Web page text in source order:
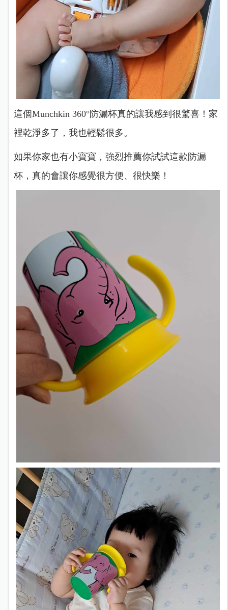
這個Munchkin 360°防漏杯真的讓我感到很驚喜！家
裡乾淨多了，我也輕鬆很多。
如果你家也有小寶寶，強烈推薦你試試這款防漏
杯，真的會讓你感覺很方便、很快樂！